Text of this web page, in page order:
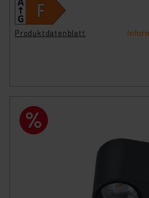
Produktdatenblatt